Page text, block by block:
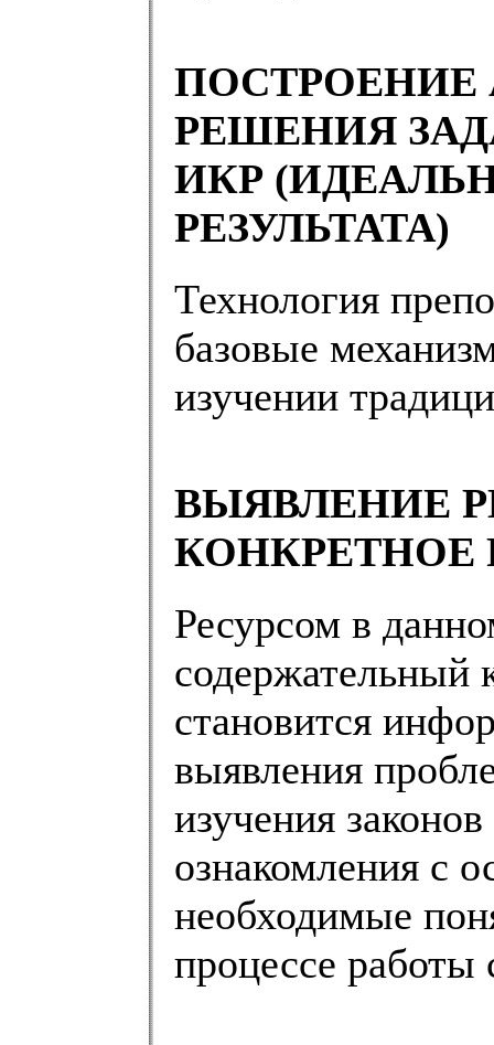
ПОСТРОЕНИЕ
РЕШЕНИЯ
ИКР
РЕЗУЛЬТАТА)
Технология
базовые
изучении
ВЫЯВЛЕНИЕ
КОНКРЕТНОЕ
Ресурсом в
становится
выявления
изучения
ознакомления с
необходимые
процессе работы